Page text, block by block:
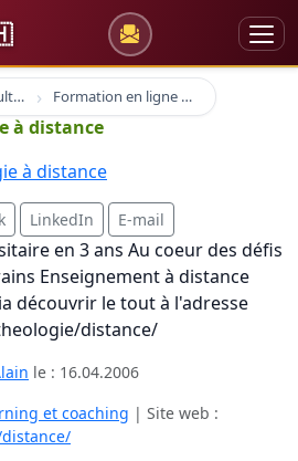
Formation des adultes Formation en ligne e-learning et coaching
à distance
LinkedIn E-mail
en 3 ans Au coeur des défis
Enseignement à distance
découvrir le tout à l'adresse
distance/
le : 16.04.2006
et coaching | Site web :